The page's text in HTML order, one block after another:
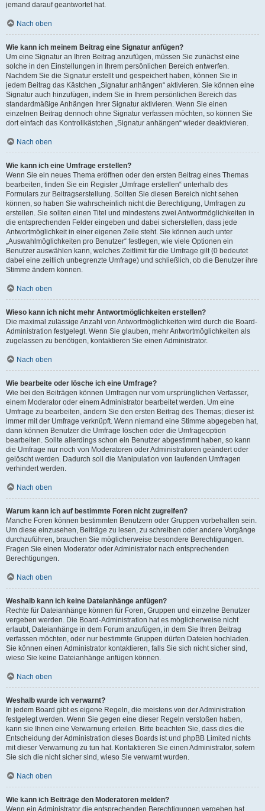
jemand darauf geantwortet hat.
Nach oben
Wie kann ich meinem Beitrag eine Signatur anfügen?
Um eine Signatur an Ihren Beitrag anzufügen, müssen Sie zunächst eine
solche in den Einstellungen in Ihrem persönlichen Bereich entwerfen.
Nachdem Sie die Signatur erstellt und gespeichert haben, können Sie in
jedem Beitrag das Kästchen „Signatur anhängen“ aktivieren. Sie können eine
Signatur auch hinzufügen, indem Sie in Ihrem persönlichen Bereich das
standardmäßige Anhängen Ihrer Signatur aktivieren. Wenn Sie einen
einzelnen Beitrag dennoch ohne Signatur verfassen möchten, so können Sie
dort einfach das Kontrollkästchen „Signatur anhängen“ wieder deaktivieren.
Nach oben
Wie kann ich eine Umfrage erstellen?
Wenn Sie ein neues Thema eröffnen oder den ersten Beitrag eines Themas
bearbeiten, finden Sie ein Register „Umfrage erstellen“ unterhalb des
Formulars zur Beitragserstellung. Sollten Sie diesen Bereich nicht sehen
können, so haben Sie wahrscheinlich nicht die Berechtigung, Umfragen zu
erstellen. Sie sollten einen Titel und mindestens zwei Antwortmöglichkeiten in
die entsprechenden Felder eingeben und dabei sicherstellen, dass jede
Antwortmöglichkeit in einer eigenen Zeile steht. Sie können auch unter
„Auswahlmöglichkeiten pro Benutzer“ festlegen, wie viele Optionen ein
Benutzer auswählen kann, welches Zeitlimit für die Umfrage gilt (0 bedeutet
dabei eine zeitlich unbegrenzte Umfrage) und schließlich, ob die Benutzer ihre
Stimme ändern können.
Nach oben
Wieso kann ich nicht mehr Antwortmöglichkeiten erstellen?
Die maximal zulässige Anzahl von Antwortmöglichkeiten wird durch die Board-
Administration festgelegt. Wenn Sie glauben, mehr Antwortmöglichkeiten als
zugelassen zu benötigen, kontaktieren Sie einen Administrator.
Nach oben
Wie bearbeite oder lösche ich eine Umfrage?
Wie bei den Beiträgen können Umfragen nur vom ursprünglichen Verfasser,
einem Moderator oder einem Administrator bearbeitet werden. Um eine
Umfrage zu bearbeiten, ändern Sie den ersten Beitrag des Themas; dieser ist
immer mit der Umfrage verknüpft. Wenn niemand eine Stimme abgegeben hat,
dann können Benutzer die Umfrage löschen oder die Umfrageoption
bearbeiten. Sollte allerdings schon ein Benutzer abgestimmt haben, so kann
die Umfrage nur noch von Moderatoren oder Administratoren geändert oder
gelöscht werden. Dadurch soll die Manipulation von laufenden Umfragen
verhindert werden.
Nach oben
Warum kann ich auf bestimmte Foren nicht zugreifen?
Manche Foren können bestimmten Benutzern oder Gruppen vorbehalten sein.
Um diese einzusehen, Beiträge zu lesen, zu schreiben oder andere Vorgänge
durchzuführen, brauchen Sie möglicherweise besondere Berechtigungen.
Fragen Sie einen Moderator oder Administrator nach entsprechenden
Berechtigungen.
Nach oben
Weshalb kann ich keine Dateianhänge anfügen?
Rechte für Dateianhänge können für Foren, Gruppen und einzelne Benutzer
vergeben werden. Die Board-Administration hat es möglicherweise nicht
erlaubt, Dateianhänge in dem Forum anzufügen, in dem Sie Ihren Beitrag
verfassen möchten, oder nur bestimmte Gruppen dürfen Dateien hochladen.
Sie können einen Administrator kontaktieren, falls Sie sich nicht sicher sind,
wieso Sie keine Dateianhänge anfügen können.
Nach oben
Weshalb wurde ich verwarnt?
In jedem Board gibt es eigene Regeln, die meistens von der Administration
festgelegt werden. Wenn Sie gegen eine dieser Regeln verstoßen haben,
kann sie Ihnen eine Verwarnung erteilen. Bitte beachten Sie, dass dies die
Entscheidung der Administration dieses Boards ist und phpBB Limited nichts
mit dieser Verwarnung zu tun hat. Kontaktieren Sie einen Administrator, sofern
Sie sich die nicht sicher sind, wieso Sie verwarnt wurden.
Nach oben
Wie kann ich Beiträge den Moderatoren melden?
Wenn ein Administrator die entsprechenden Berechtigungen vergeben hat,